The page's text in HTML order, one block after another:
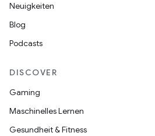
Neuigkeiten
Blog
Podcasts
DISCOVER
Gaming
Maschinelles Lernen
Gesundheit & Fitness